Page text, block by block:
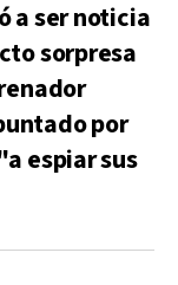
a ser noticia
sorpresa
por
espiar sus